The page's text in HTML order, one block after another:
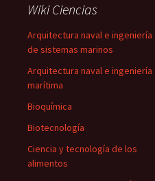
Wiki Ciencias
Arquitectura naval e ingeniería
de sistemas marinos
Arquitectura naval e ingeniería
marítima
Bioquímica
Biotecnología
Ciencia y tecnología de los
alimentos